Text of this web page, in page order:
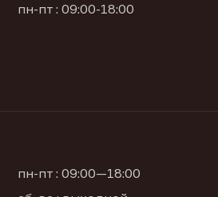
пн-пт : 09:00-18:00
пн-пт : 09:00—18:00